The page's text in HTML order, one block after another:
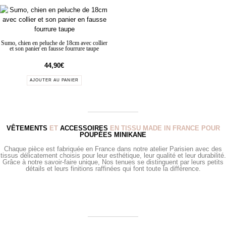
Sumo, chien en peluche de 18cm avec collier
et son panier en fausse fourrure taupe
44,90€
AJOUTER AU PANIER
VÊTEMENTS ET ACCESSOIRES EN TISSU MADE IN FRANCE POUR
POUPÉES MINIKANE
Chaque pièce est fabriquée en France dans notre atelier Parisien avec des
tissus délicatement choisis pour leur esthétique, leur qualité et leur durabilité.
Grâce à notre savoir-faire unique, Nos tenues se distinguent par leurs petits
détails et leurs finitions raffinées qui font toute la différence.